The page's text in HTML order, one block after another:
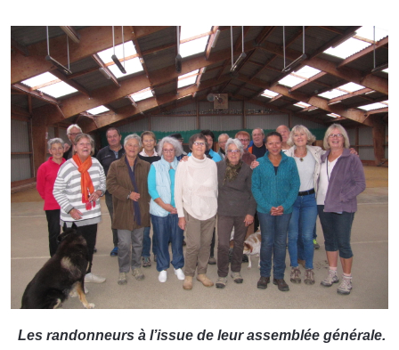
Les randonneurs à l’issue de leur assemblée générale.